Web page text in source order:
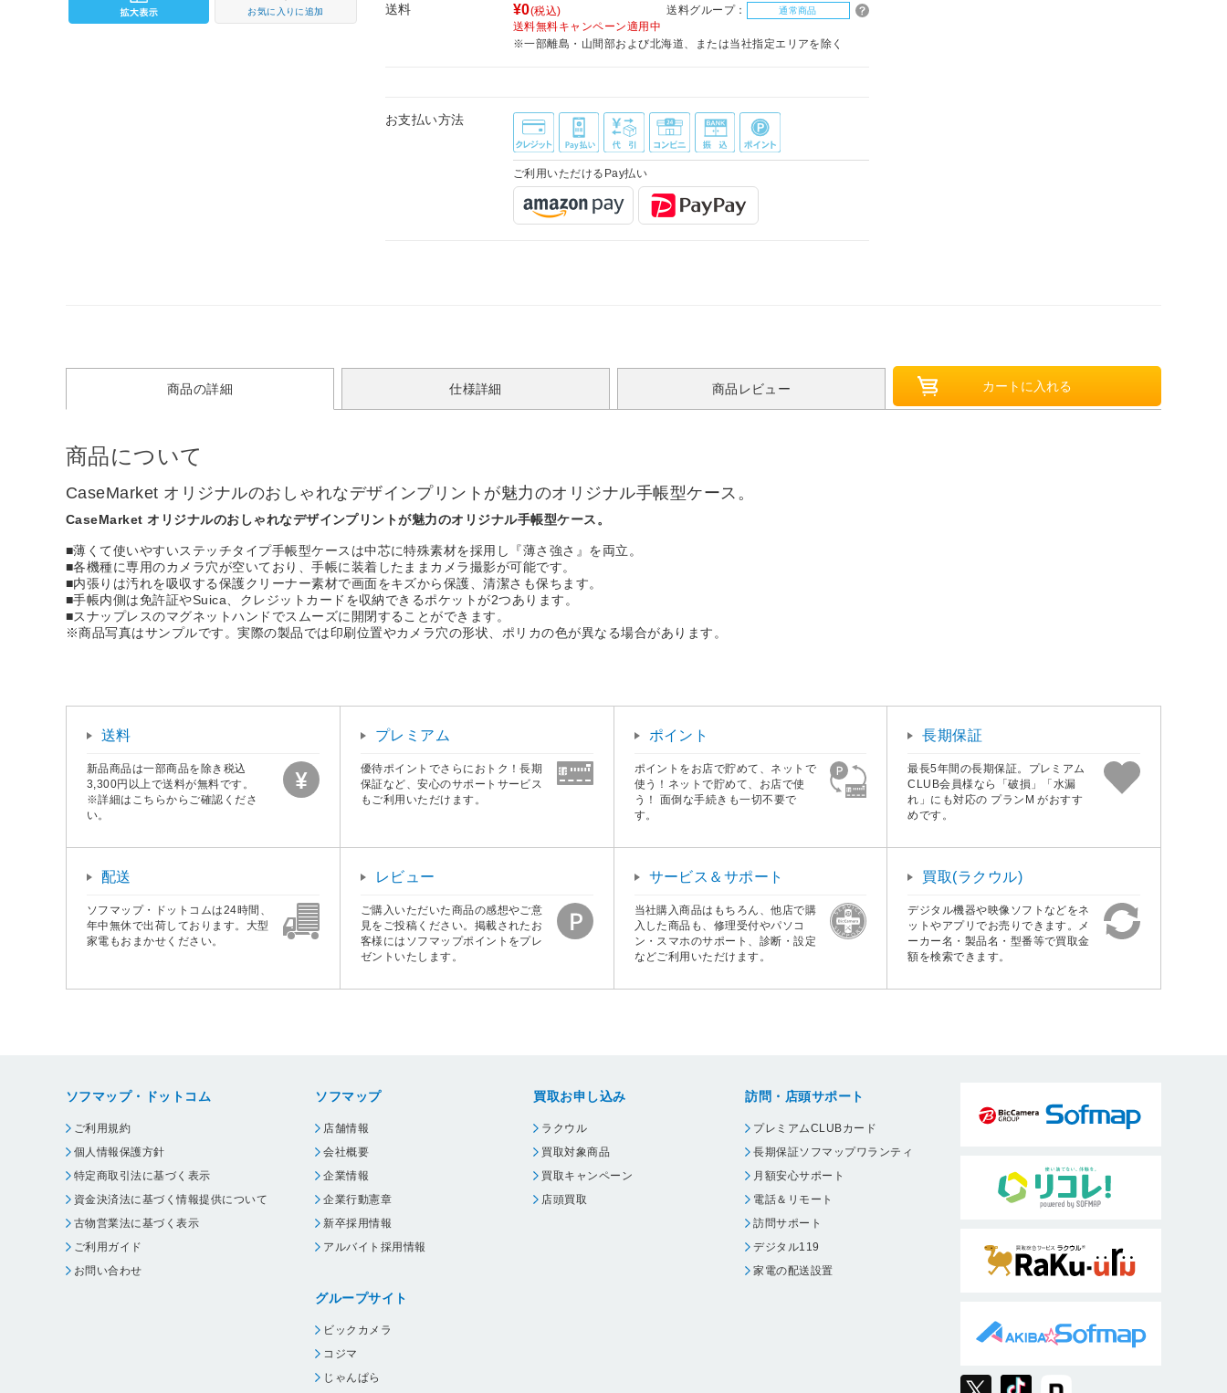
送料 ¥0(税込) 送料グループ： 通常商品
送料無料キャンペーン適用中
※一部離島・山間部および北海道、または当社指定エリアを除く
お支払い方法
ご利用いただけるPay払い
お気に入りに追加
商品の詳細 仕様詳細 商品レビュー
商品について
CaseMarket オリジナルのおしゃれなデザインプリントが魅力のオリジナル手帳型ケース。
CaseMarket オリジナルのおしゃれなデザインプリントが魅力のオリジナル手帳型ケース。
■薄くて使いやすいステッチタイプ手帳型ケースは中芯に特殊素材を採用し『薄さ強さ』を両立。
■各機種に専用のカメラ穴が空いており、手帳に装着したままカメラ撮影が可能です。
■内張りは汚れを吸収する保護クリーナー素材で画面をキズから保護、清潔さも保ちます。
■手帳内側は免許証やSuica、クレジットカードを収納できるポケットが2つあります。
■スナップレスのマグネットハンドでスムーズに開閉することができます。
※商品写真はサンプルです。実際の製品では印刷位置やカメラ穴の形状、ポリカの色が異なる場合があります。
送料
新品商品は一部商品を除き税込
3,300円以上で送料が無料です。
※詳細はこちらからご確認くださ
い。
プレミアム
優待ポイントでさらにおトク！長期
保証など、安心のサポートサービス
もご利用いただけます。
ポイント
ポイントをお店で貯めて、ネットで
使う！ネットで貯めて、お店で使
う！ 面倒な手続きも一切不要で
す。
長期保証
最長5年間の長期保証。プレミアム
CLUB会員様なら「破損」「水漏
れ」にも対応の プランM がおすす
めです。
配送
ソフマップ・ドットコムは24時間、
年中無休で出荷しております。大型
家電もおまかせください。
レビュー
ご購入いただいた商品の感想やご意
見をご投稿ください。掲載されたお
客様にはソフマップポイントをプレ
ゼントいたします。
サービス＆サポート
当社購入商品はもちろん、他店で購
入した商品も、修理受付やパソコ
ン・スマホのサポート、診断・設定
などご利用いただけます。
買取(ラクウル)
デジタル機器や映像ソフトなどをネ
ットやアプリでお売りできます。メ
ーカー名・製品名・型番等で買取金
額を検索できます。
ソフマップ・ドットコム
ご利用規約
個人情報保護方針
特定商取引法に基づく表示
資金決済法に基づく情報提供について
古物営業法に基づく表示
ご利用ガイド
お問い合わせ
ソフマップ
店舗情報
会社概要
企業情報
企業行動憲章
新卒採用情報
アルバイト採用情報
グループサイト
ビックカメラ
コジマ
じゃんぱら
買取お申し込み
ラクウル
買取対象商品
買取キャンペーン
店頭買取
訪問・店頭サポート
プレミアムCLUBカード
長期保証ソフマップワランティ
月額安心サポート
電話＆リモート
訪問サポート
デジタル119
家電の配送設置